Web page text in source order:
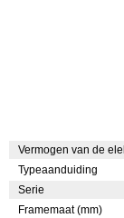
Vermogen van de
Typeaanduiding
Serie
Framemaat (mm)